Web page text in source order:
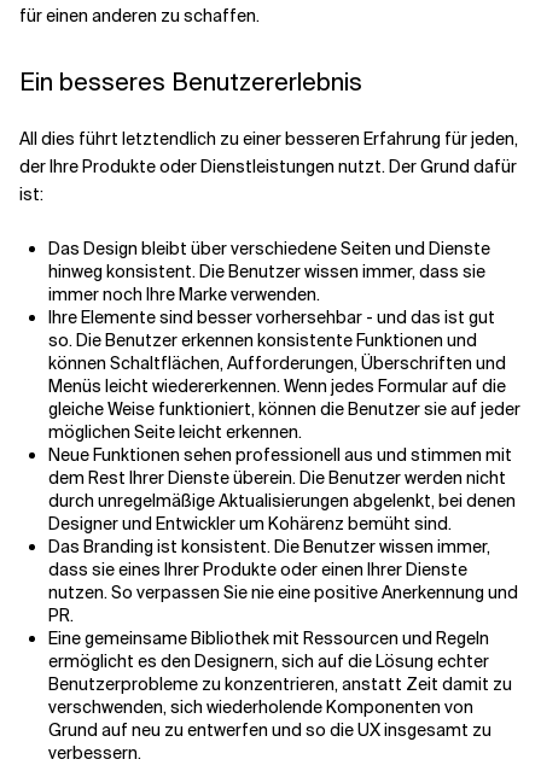
für einen anderen zu schaffen.
Ein besseres Benutzererlebnis
All dies führt letztendlich zu einer besseren Erfahrung für jeden,
der Ihre Produkte oder Dienstleistungen nutzt. Der Grund dafür
ist:
Das Design bleibt über verschiedene Seiten und Dienste
hinweg konsistent. Die Benutzer wissen immer, dass sie
immer noch Ihre Marke verwenden.
Ihre Elemente sind besser vorhersehbar - und das ist gut
so. Die Benutzer erkennen konsistente Funktionen und
können Schaltflächen, Aufforderungen, Überschriften und
Menüs leicht wiedererkennen. Wenn jedes Formular auf die
gleiche Weise funktioniert, können die Benutzer sie auf jeder
möglichen Seite leicht erkennen.
Neue Funktionen sehen professionell aus und stimmen mit
dem Rest Ihrer Dienste überein. Die Benutzer werden nicht
durch unregelmäßige Aktualisierungen abgelenkt, bei denen
Designer und Entwickler um Kohärenz bemüht sind.
Das Branding ist konsistent. Die Benutzer wissen immer,
dass sie eines Ihrer Produkte oder einen Ihrer Dienste
nutzen. So verpassen Sie nie eine positive Anerkennung und
PR.
Eine gemeinsame Bibliothek mit Ressourcen und Regeln
ermöglicht es den Designern, sich auf die Lösung echter
Benutzerprobleme zu konzentrieren, anstatt Zeit damit zu
verschwenden, sich wiederholende Komponenten von
Grund auf neu zu entwerfen und so die UX insgesamt zu
verbessern.